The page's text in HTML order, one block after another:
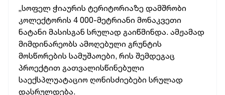
„სოფელ ჭიაურის ტერიტორიაზე დამშრობი
კოლექტორის 4 000-მეტრიანი მონაკვეთი
ნატანი მასისგან სრულად გაიწმინდა. ამჟამად
მიმდინარეობს ამოღებული გრუნტის
მოსწორების სამუშაოები, რის შემდეგაც
პროექტით გათვალისწინებული
საექსპლუატაციო ღონისძიებები სრულად
დასრულდება.